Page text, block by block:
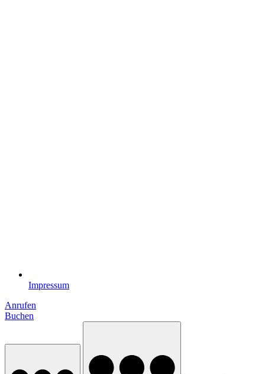
Impressum
Anrufen
Buchen